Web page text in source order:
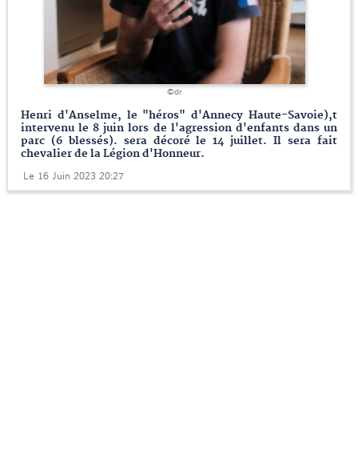
©dr
Henri d'Anselme, le "héros" d'Annecy Haute-Savoie),t
intervenu le 8 juin lors de l'agression d'enfants dans un
parc (6 blessés). sera décoré le 14 juillet. Il sera fait
chevalier de la Légion d'Honneur.
Le 16 Juin 2023 20:27